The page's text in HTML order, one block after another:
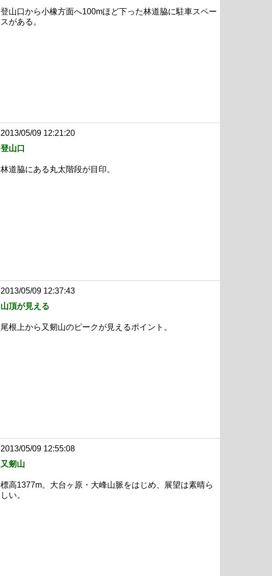
登山口から小橡方面へ100mほど下った林道脇に駐車スペー
スがある。
2013/05/09 12:21:20
登山口
林道脇にある丸太階段が目印。
2013/05/09 12:37:43
山頂が見える
尾根上から又剱山のピークが見えるポイント。
2013/05/09 12:55:08
又剱山
標高1377m。大台ヶ原・大峰山脈をはじめ、展望は素晴ら
しい。